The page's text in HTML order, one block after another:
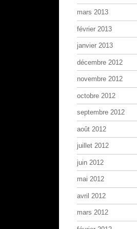
mars 2013
février 2013
janvier 2013
décembre 2012
novembre 2012
octobre 2012
septembre 2012
août 2012
juillet 2012
juin 2012
mai 2012
avril 2012
mars 2012